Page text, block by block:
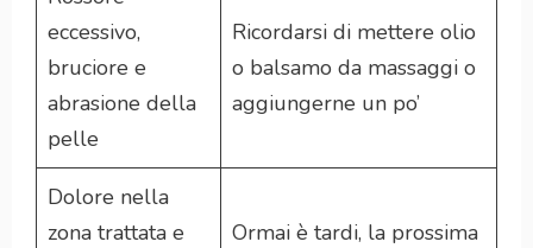
eccessivo,
bruciore e
abrasione della
pelle
Ricordarsi di mettere olio
o balsamo da massaggi o
aggiungerne un po’
Dolore nella
zona trattata e
Ormai è tardi, la prossima